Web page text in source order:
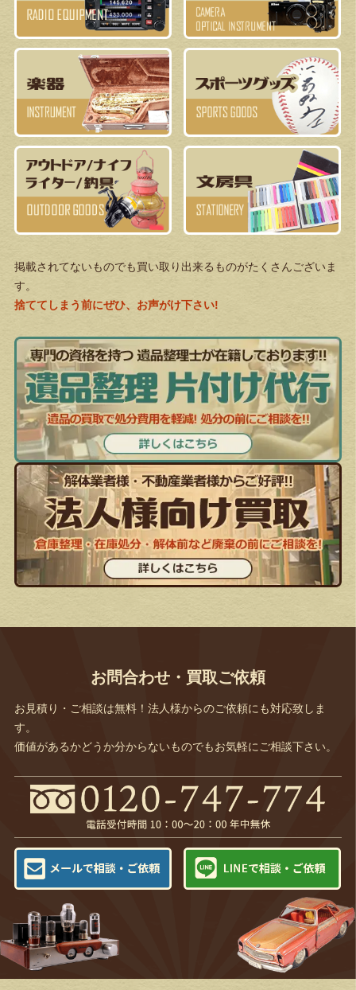
掲載されてないものでも買い取り出来るものがたくさんございま
す。
捨ててしまう前にぜひ、お声がけ下さい!
お問合わせ・買取ご依頼
お見積り・ご相談は無料！法人様からのご依頼にも対応致しま
す。
価値があるかどうか分からないものでもお気軽にご相談下さい。